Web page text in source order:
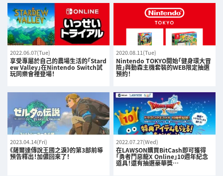
2022.06.07(Tue)
享受專屬於自己的農場生活的「Stard
ew Valley」在Nintendo Switch試
玩同樂會裡登場！
2020.08.11(Tue)
Nintendo TOKYO開始「健身環大冒
險」與動森主機套裝的WEB限定抽選
預約！
2023.04.14(Fri)
《薩爾達傳說王國之淚》的第3部前導
預告釋出！加儂回來了！
2022.07.27(Wed)
在LAWSON購買BitCash即可獲得
「勇者鬥惡龍X Online」10週年紀念
道具！還有抽選豪華獎…